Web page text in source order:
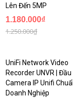
Lên Đến 5MP
1.180.000₫
1.250.000₫
UniFi Network Video
Recorder UNVR | Đầu
Camera IP Unifi
Doanh Nghiệp